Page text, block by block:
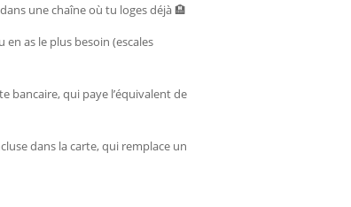
dans une chaîne où tu loges déjà 🏨
as le plus besoin (escales
bancaire, qui paye l’équivalent de
dans la carte, qui remplace un